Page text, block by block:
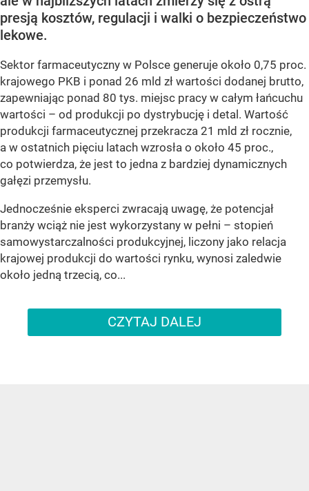
presją kosztów, regulacji i walki o bezpieczeństwo
lekowe.
Sektor farmaceutyczny w Polsce generuje około 0,75 proc.
krajowego PKB i ponad 26 mld zł wartości dodanej brutto,
zapewniając ponad 80 tys. miejsc pracy w całym łańcuchu
wartości – od produkcji po dystrybucję i detal. Wartość
produkcji farmaceutycznej przekracza 21 mld zł rocznie,
a w ostatnich pięciu latach wzrosła o około 45 proc.,
co potwierdza, że jest to jedna z bardziej dynamicznych
gałęzi przemysłu.
Jednocześnie eksperci zwracają uwagę, że potencjał
branży wciąż nie jest wykorzystany w pełni – stopień
samowystarczalności produkcyjnej, liczony jako relacja
krajowej produkcji do wartości rynku, wynosi zaledwie
około jedną trzecią, co...
CZYTAJ DALEJ